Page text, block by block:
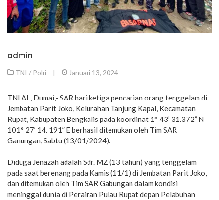
admin
TNI / Polri | Januari 13, 2024
TNI AL, Dumai,- SAR hari ketiga pencarian orang tenggelam di
Jembatan Parit Joko, Kelurahan Tanjung Kapal, Kecamatan
Rupat, Kabupaten Bengkalis pada koordinat 1° 43’ 31.372” N –
101° 27’ 14. 191” E berhasil ditemukan oleh Tim SAR
Ganungan, Sabtu (13/01/2024).
Diduga Jenazah adalah Sdr. MZ (13 tahun) yang tenggelam
pada saat berenang pada Kamis (11/1) di Jembatan Parit Joko,
dan ditemukan oleh Tim SAR Gabungan dalam kondisi
meninggal dunia di Perairan Pulau Rupat depan Pelabuhan